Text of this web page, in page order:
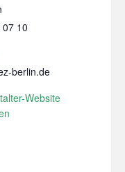
10
berlin.de
Website